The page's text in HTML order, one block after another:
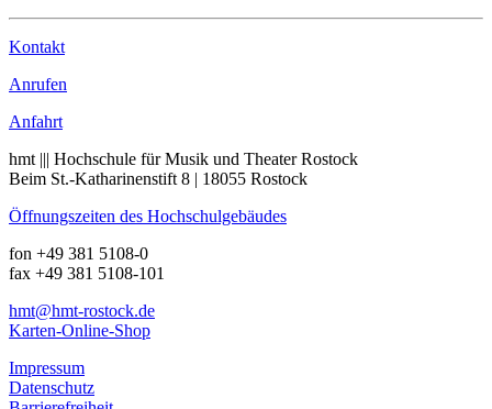
Kontakt
Anrufen
Anfahrt
hmt ||| Hochschule für Musik und Theater Rostock
Beim St.-Katharinenstift 8 | 18055 Rostock
Öffnungszeiten des Hochschulgebäudes
fon +49 381 5108-0
fax +49 381 5108-101
hmt@hmt-rostock.de
Karten-Online-Shop
Impressum
Datenschutz